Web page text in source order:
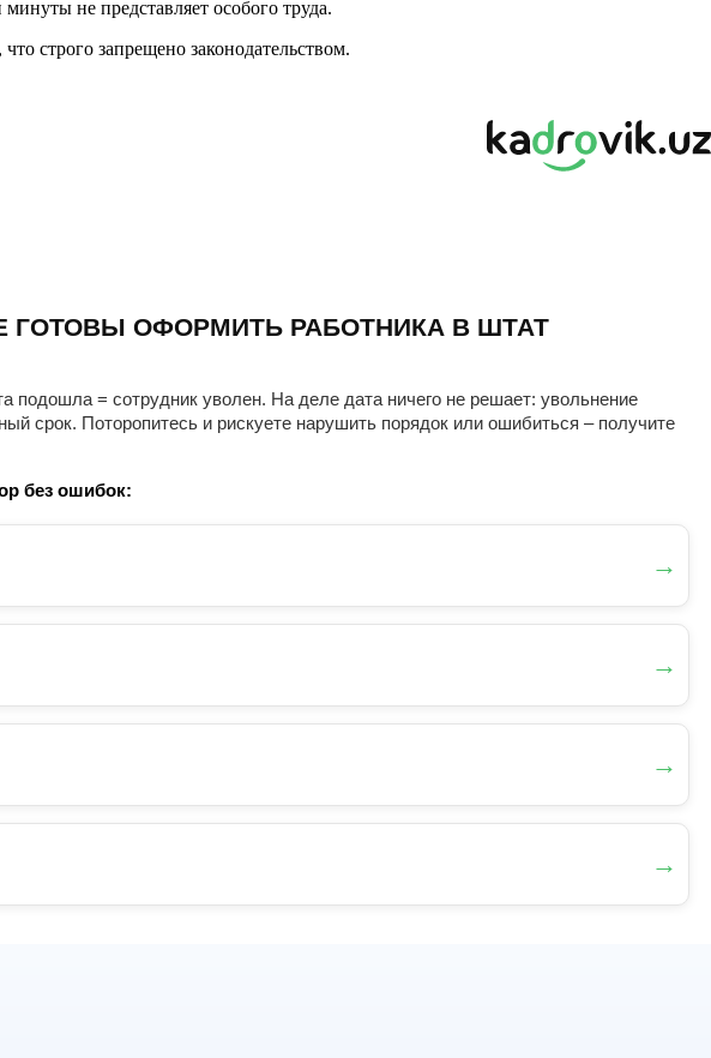
не представляет особого труда.
строго запрещено законодательством.
ГОТОВЫ ОФОРМИТЬ РАБОТНИКА В ШТАТ
подошла = сотрудник уволен. На деле дата ничего не решает: увольнение
срок. Поторопитесь и рискуете нарушить порядок или ошибиться – получите
без ошибок:
→
→
→
→